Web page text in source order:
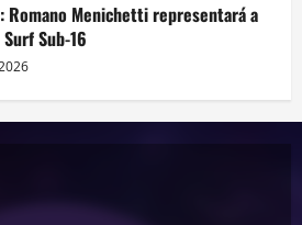
Menichetti representará a
Sub-16